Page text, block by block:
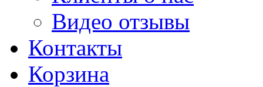
Видео отзывы
Контакты
Корзина